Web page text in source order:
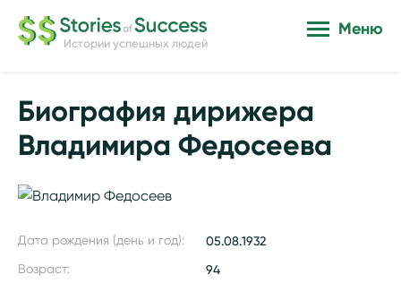
Истории успешных людей
Меню
Биография дирижера
Владимира Федосеева
Дата рождения (день и год): 05.08.1932
Возраст: 94